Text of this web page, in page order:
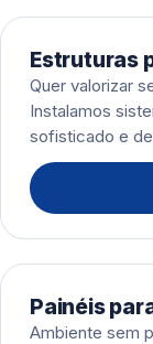
Estruturas
Quer valorizar
Instalamos
sofisticado e
Painéis
Ambiente sem